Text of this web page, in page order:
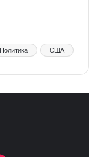
Политика США